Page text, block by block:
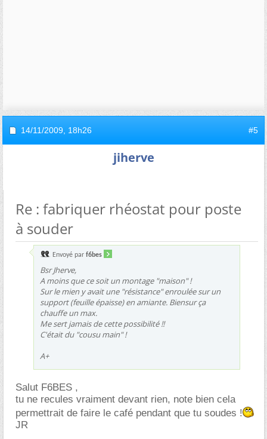
14/11/2009, 18h26 #5
jiherve
Re : fabriquer rhéostat pour poste
à souder
Envoyé par f6bes
Bsr Jherve,
A moins que ce soit un montage "maison" !
Sur le mien y avait une "résistance" enroulée sur un
support (feuille épaisse) en amiante. Biensur ça
chauffe un max.
Me sert jamais de cette possibilité !!
C'était du "cousu main" !
A+
Salut F6BES ,
tu ne recules vraiment devant rien, note bien cela
permettrait de faire le café pendant que tu soudes !
JR